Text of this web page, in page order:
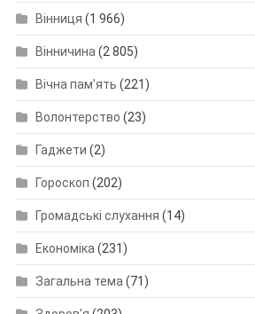
Вінниця (1 966)
Вінничина(2 805)
Вічна пам'ять (221)
Волонтерство (23)
Гаджети (2)
Гороскоп (202)
Громадські слухання (14)
Економіка(231)
Загальна тема(71)